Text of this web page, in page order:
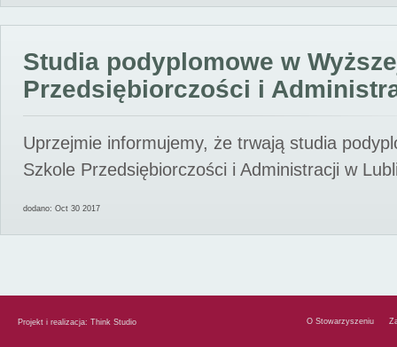
Studia podyplomowe w
Przedsiębiorczości i
Uprzejmie informujemy, że trwają studia
Szkole Przedsiębiorczości i Administracji w
dodano: Oct 30 2017
Projekt i realizacja: Think Studio O Stowarzyszeniu